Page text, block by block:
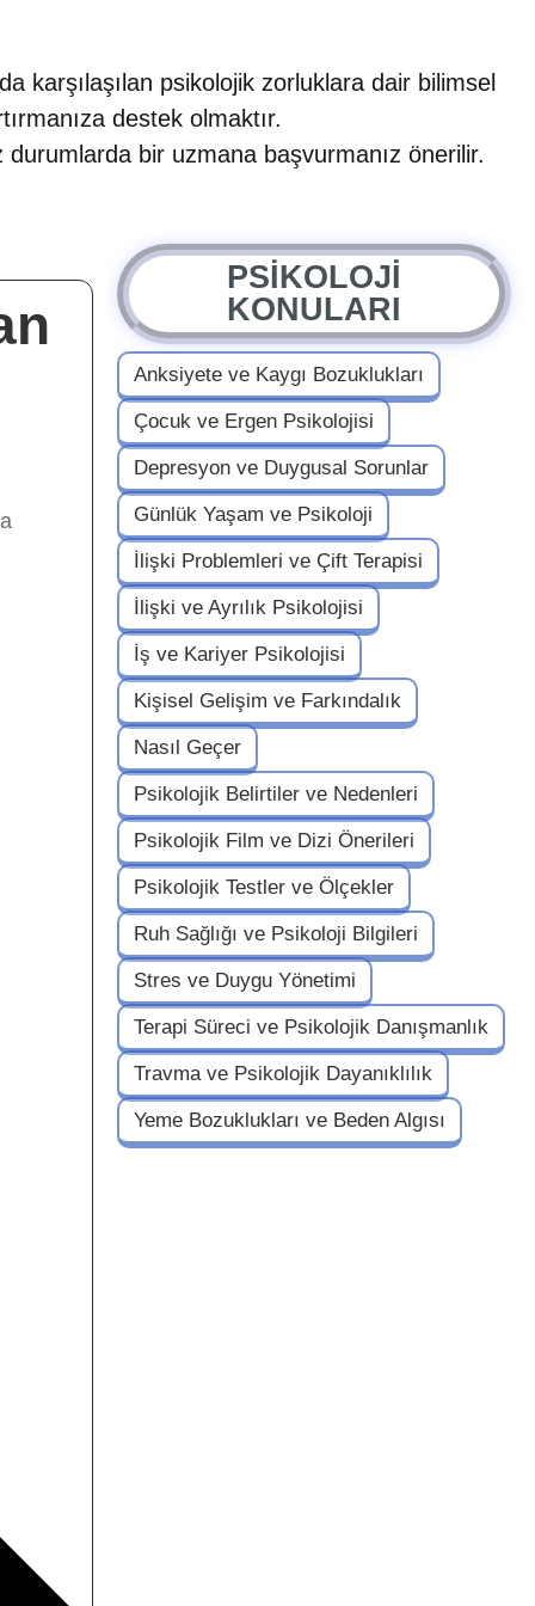
karşılaşılan psikolojik zorluklara dair bilimsel
destek olmaktır.
bir uzmana başvurmanız önerilir.
PSİKOLOJİ
KONULARI
Anksiyete ve Kaygı Bozuklukları
Çocuk ve Ergen Psikolojisi
Depresyon ve Duygusal Sorunlar
Günlük Yaşam ve Psikoloji
İlişki Problemleri ve Çift Terapisi
İlişki ve Ayrılık Psikolojisi
İş ve Kariyer Psikolojisi
Kişisel Gelişim ve Farkındalık
Nasıl Geçer
Psikolojik Belirtiler ve Nedenleri
Psikolojik Film ve Dizi Önerileri
Psikolojik Testler ve Ölçekler
Ruh Sağlığı ve Psikoloji Bilgileri
Stres ve Duygu Yönetimi
Terapi Süreci ve Psikolojik Danışmanlık
Travma ve Psikolojik Dayanıklılık
Yeme Bozuklukları ve Beden Algısı